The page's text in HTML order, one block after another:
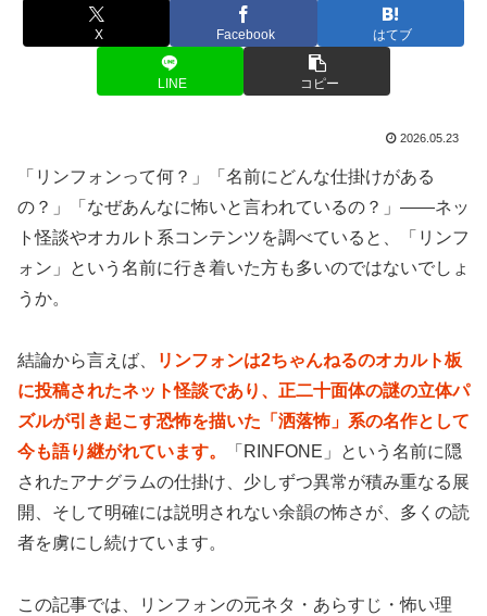
X Facebook はてブ
LINE コピー
2026.05.23
「リンフォンって何？」「名前にどんな仕掛けがある
の？」「なぜあんなに怖いと言われているの？」——ネッ
ト怪談やオカルト系コンテンツを調べていると、「リンフ
ォン」という名前に行き着いた方も多いのではないでしょ
うか。
結論から言えば、
リンフォンは2ちゃんねるのオカルト板
に投稿されたネット怪談であり、正二十面体の謎の立体パ
ズルが引き起こす恐怖を描いた「洒落怖」系の名作として
今も語り継がれています。
「RINFONE」という名前に隠
されたアナグラムの仕掛け、少しずつ異常が積み重なる展
開、そして明確には説明されない余韻の怖さが、多くの読
者を虜にし続けています。
この記事では、リンフォンの元ネタ・あらすじ・怖い理